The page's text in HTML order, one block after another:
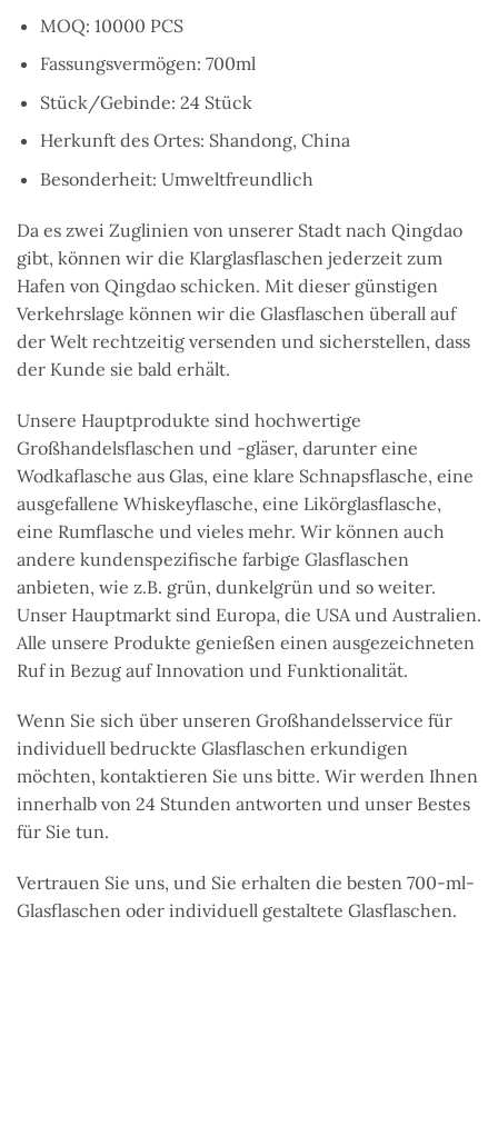
MOQ: 10000 PCS
Fassungsvermögen: 700ml
Stück/Gebinde: 24 Stück
Herkunft des Ortes: Shandong, China
Besonderheit: Umweltfreundlich
Da es zwei Zuglinien von unserer Stadt nach Qingdao
gibt, können wir die Klarglasflaschen jederzeit zum
Hafen von Qingdao schicken. Mit dieser günstigen
Verkehrslage können wir die Glasflaschen überall auf
der Welt rechtzeitig versenden und sicherstellen, dass
der Kunde sie bald erhält.
Unsere Hauptprodukte sind hochwertige
Großhandelsflaschen und -gläser, darunter eine
Wodkaflasche aus Glas, eine klare Schnapsflasche, eine
ausgefallene Whiskeyflasche, eine Likörglasflasche,
eine Rumflasche und vieles mehr. Wir können auch
andere kundenspezifische farbige Glasflaschen
anbieten, wie z.B. grün, dunkelgrün und so weiter.
Unser Hauptmarkt sind Europa, die USA und Australien.
Alle unsere Produkte genießen einen ausgezeichneten
Ruf in Bezug auf Innovation und Funktionalität.
Wenn Sie sich über unseren Großhandelsservice für
individuell bedruckte Glasflaschen erkundigen
möchten, kontaktieren Sie uns bitte. Wir werden Ihnen
innerhalb von 24 Stunden antworten und unser Bestes
für Sie tun.
Vertrauen Sie uns, und Sie erhalten die besten 700-ml-
Glasflaschen oder individuell gestaltete Glasflaschen.